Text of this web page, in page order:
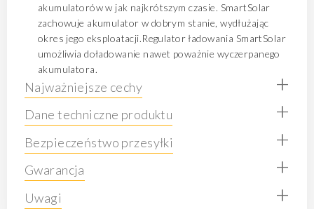
akumulatorów w jak najkrótszym czasie. SmartSolar
zachowuje akumulator w dobrym stanie, wydłużając
okres jego eksploatacji.Regulator ładowania SmartSolar
umożliwia doładowanie nawet poważnie wyczerpanego
akumulatora.
Najważniejsze cechy +
Dane techniczne produktu +
Bezpieczeństwo przesyłki +
Gwarancja +
Uwagi +